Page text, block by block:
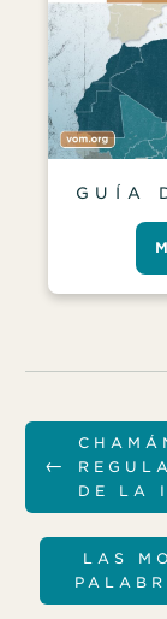
GUÍA
←
DE LA
LAS